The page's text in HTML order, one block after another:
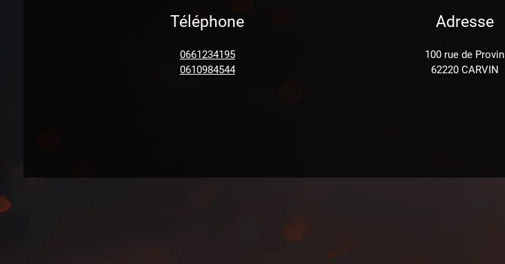
Téléphone
0661234195
0610984544
Adresse
100 rue de Provin
62220 CARVIN